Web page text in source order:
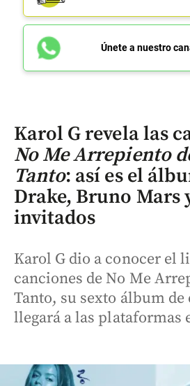
Únete a nuestro
Karol G revela las
No Me Arrepiento
Tanto: así es el
Drake, Bruno Mars
invitados
Karol G dio a conocer el
canciones de No Me
Tanto, su sexto álbum de
llegará a las plataformas